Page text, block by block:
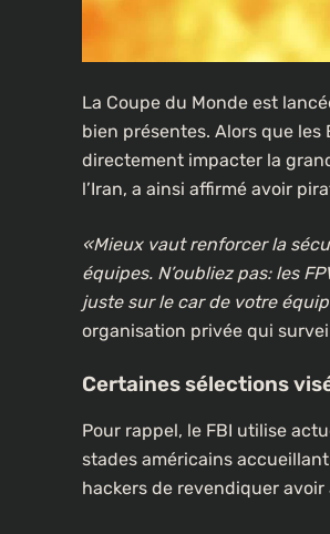
La Coupe du Monde est
bien présentes. Alors que
directement impacter la
l’Iran, a ainsi affirmé avoir
«Mieux vaut renforcer la
équipes. N’oubliez pas: les
juste sur le car de votre
organisation privée qui
Certaines sélections
Pour rappel, le FBI utilise
stades américains
hackers de revendiquer avoir